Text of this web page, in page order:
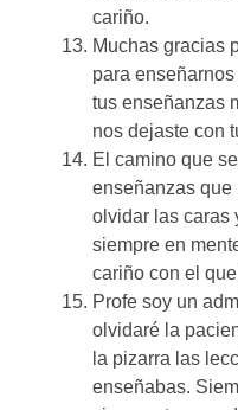
cariño.
Muchas gracias
para
tus enseñanzas
nos dejaste con
El camino que
enseñanzas
olvidar las caras
siempre en
cariño con el
Profe soy un
olvidaré la
la pizarra las
enseñabas.